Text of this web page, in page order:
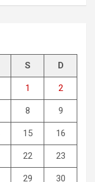
S D
1 2
8 9
15 16
22 23
29 30